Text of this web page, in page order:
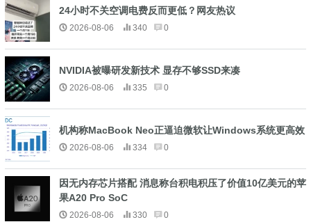
24小时不关空调电费反而更低？网友热议
2026-08-06 340 0
NVIDIA被曝研发新技术 显存不够SSD来凑
2026-08-06 335 0
机构称MacBook Neo正逼迫微软让Windows系统更高效
2026-08-06 334 0
因无内存芯片搭配 消息称台积电积压了价值10亿美元的苹
果A20 Pro SoC
2026-08-06 330 0